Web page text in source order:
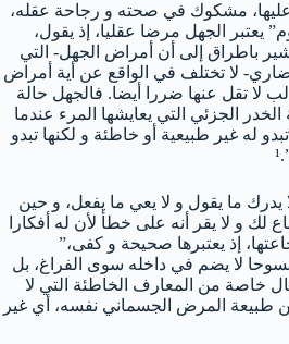
مشكوك في صحته و رجاحة عقله،
يعتبر الجهل مرضا عقليا، إذ يقول،
باطراق إلى أن أمراض الجهل- التي
لا تختلف في الواقع عن أية أمراض
لا تقل عنها ضررا أيضا. فالجهل حالة
الجزئي التي يعايشها المرء عندما
له غير طبيعية أو خاطئة و لكنها تبدو
يدرك ما يقول و لا يعي ما يفعل، و حين
لك و لا يقر أنه على خطأ لأن له أفكارا
إذ يعتبرها صحيحة و كفى،”
لا يضم في داخله سوى الفراغ، بل
خاصة من المعارف الخاطئة التي لا
طبيعة المرض الجسماني نفسه، أي غير